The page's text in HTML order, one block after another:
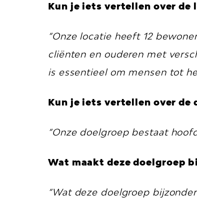
Kun je iets vertellen over
“Onze locatie heeft 12
cliënten en ouderen met
is essentieel om mensen tot
Kun je iets vertellen over de
“Onze doelgroep bestaat
Wat maakt deze doelgroep
“Wat deze doelgroep